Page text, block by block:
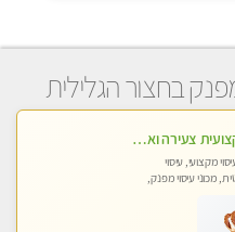
בחצור הגלילית
מעסה מקצועית צעירה ואיכותית לעיסוי מרגיע ומפנק VIP-מומלץ לחלוטין! פרטי! ​​​​​​ Highly recommended
מקצועי, עיסוי
מכוני עיסוי מפנק,